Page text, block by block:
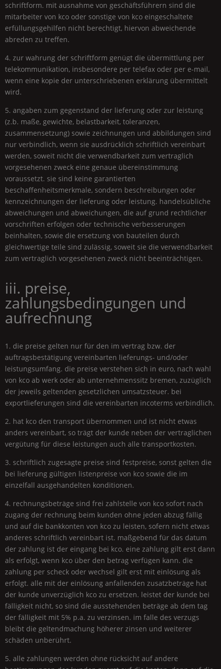
schriftform. mit ausnahme von geschäftsführern sind die
mitarbeiter von kco oder sonstige von kco eingeschaltete
erfüllungsgehilfen nicht berechtigt, hiervon abweichende
abreden zu treffen.
4. zur wahrung der schriftform genügt die übermittlung per
telekommunikation, insbesondere per telefax oder per e-mail,
wenn eine kopie der unterschriebenen erklärung übermittelt
wird.
5. angaben zum gegenstand der lieferung oder zur leistung
(z.b. maße, gewichte, belastbarkeit, toleranzen,
zusammensetzung) sowie zeichnungen und abbildungen sind
nur verbindlich, wenn sie ausdrücklich schriftlich vereinbart
werden, soweit nicht die verwendbarkeit zum vertraglich
vorgesehenen zweck eine genaue übereinstimmung
voraussetzt. sie sind keine garantierten
beschaffenheitsmerkmale, sondern beschreibungen oder
kennzeichnungen der lieferung oder leistung. handelsübliche
abweichungen und abweichungen, die auf grund rechtlicher
vorschriften erfolgen oder technische verbesserungen
beinhalten, sowie die ersetzung von bauteilen durch
gleichwertige teile sind zulässig, soweit sie die verwendbarkeit
zum vertraglich vorgesehenen zweck nicht beeinträchtigen.
iii. preise,
zahlungsbedingungen und
aufrechnung
1. die preise gelten nur für den im vertrag bzw. der
auftragsbestätigung vereinbarten lieferungs- und/oder
leistungsumfang. die preise verstehen sich in euro, nach wahl
von kco ab werk oder ab unternehmenssitz bremen, zuzüglich
der jeweils geltenden gesetzlichen umsatzsteuer. bei
exportlieferungen sind die vereinbarten incoterms verbindlich.
2. hat kco den transport übernommen und ist nicht etwas
anders vereinbart, so trägt der kunde neben der vertraglichen
vergütung für diese leistungen auch alle transportkosten.
3. schriftlich zugesagte preise sind festpreise, sonst gelten die
bei lieferung gültigen listenpreise von kco sowie die im
einzelfall ausgehandelten konditionen.
4. rechnungsbeträge sind frei zahlstelle von kco sofort nach
zugang der rechnung beim kunden ohne jeden abzug fällig
und auf die bankkonten von kco zu leisten, sofern nicht etwas
anderes schriftlich vereinbart ist. maßgebend für das datum
der zahlung ist der eingang bei kco. eine zahlung gilt erst dann
als erfolgt, wenn kco über den betrag verfügen kann. die
zahlung per scheck oder wechsel gilt erst mit einlösung als
erfolgt. alle mit der einlösung anfallenden zusatzbeträge hat
der kunde unverzüglich kco zu ersetzen. leistet der kunde bei
fälligkeit nicht, so sind die ausstehenden beträge ab dem tag
der fälligkeit mit 5% p.a. zu verzinsen. im falle des verzugs
bleibt die geltendmachung höherer zinsen und weiterer
schäden unberührt.
5. alle zahlungen werden ohne rücksicht auf andere